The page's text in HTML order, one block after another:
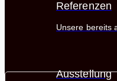
Referenzen
Unsere bereits
Ausstellung